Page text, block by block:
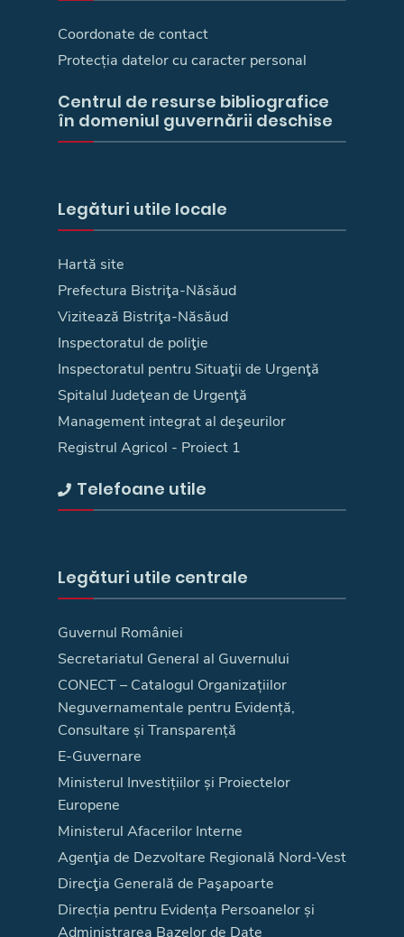
Coordonate de contact
Protecția datelor cu caracter personal
Centrul de resurse bibliografice
în domeniul guvernării deschise
Legături utile locale
Hartă site
Prefectura Bistriţa-Năsăud
Vizitează Bistriţa-Năsăud
Inspectoratul de poliţie
Inspectoratul pentru Situaţii de Urgenţă
Spitalul Judeţean de Urgenţă
Management integrat al deşeurilor
Registrul Agricol - Proiect 1
Telefoane utile
Legături utile centrale
Guvernul României
Secretariatul General al Guvernului
CONECT – Catalogul Organizațiilor
Neguvernamentale pentru Evidență,
Consultare și Transparență
E-Guvernare
Ministerul Investițiilor și Proiectelor
Europene
Ministerul Afacerilor Interne
Agenţia de Dezvoltare Regională Nord-Vest
Direcţia Generală de Paşapoarte
Direcția pentru Evidența Persoanelor și
Administrarea Bazelor de Date